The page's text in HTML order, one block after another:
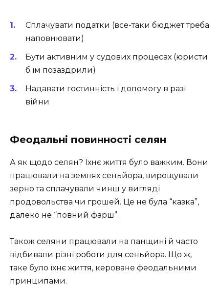
Сплачувати податки (все-таки бюджет треба
наповнювати)
Бути активним у судових процесах (юристи
б їм позаздрили)
Надавати гостинність і допомогу в разі
війни
Феодальні повинності селян
А як щодо селян? Їхнє життя було важким. Вони
працювали на землях сеньйора, вирощували
зерно та сплачували чинш у вигляді
продовольства чи грошей. Це не була “казка”,
далеко не “повний фарш”.
Також селяни працювали на панщині й часто
відбивали різні роботи для сеньйора. Що ж,
таке було їхнє життя, кероване феодальними
принципами.